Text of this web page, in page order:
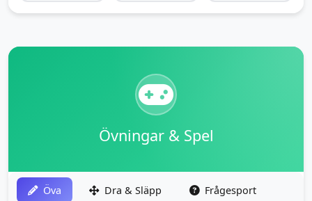
Övningar & Spel
Öva Dra & Släpp Frågesport